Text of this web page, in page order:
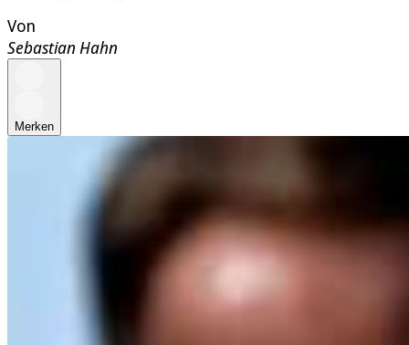
Von
Sebastian Hahn
Merken